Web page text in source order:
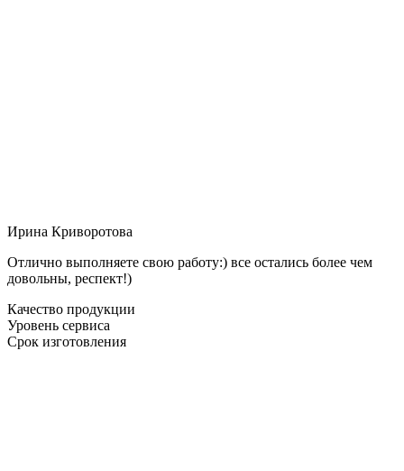
Ирина Криворотова
Отлично выполняете свою работу:) все остались более чем
довольны, респект!)
Качество продукции
Уровень сервиса
Срок изготовления